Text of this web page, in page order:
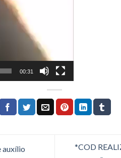
00:31
auxílio
*COD